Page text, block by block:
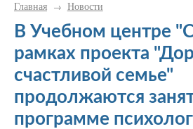
Главная → Новости
В Учебном центре
рамках проекта
счастливой семье"
продолжаются
программе